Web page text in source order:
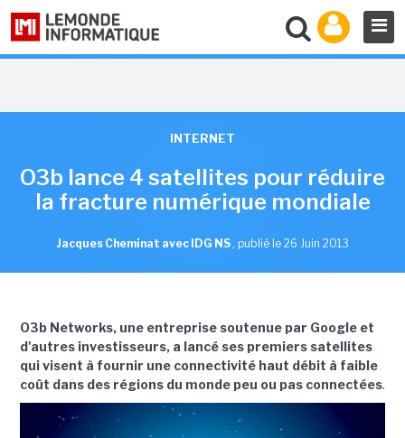
INTERNET
O3b lance 4 satellites pour réduire
la fracture numérique mondiale
Jacques Cheminat avec IDG NS , publié le 26 Juin 2013
O3b Networks, une entreprise soutenue par Google et
d'autres investisseurs, a lancé ses premiers satellites
qui visent à fournir une connectivité haut débit à faible
coût dans des régions du monde peu ou pas connectées.